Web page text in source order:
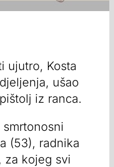
ujutro, Kosta
ušao
iz ranca.
(53), radnika
za kojeg svi